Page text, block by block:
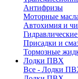
Антифризы
Моторные
Автохимия и
Присадки и
Тормозные
Лодки ПВХ
Все - Лодки